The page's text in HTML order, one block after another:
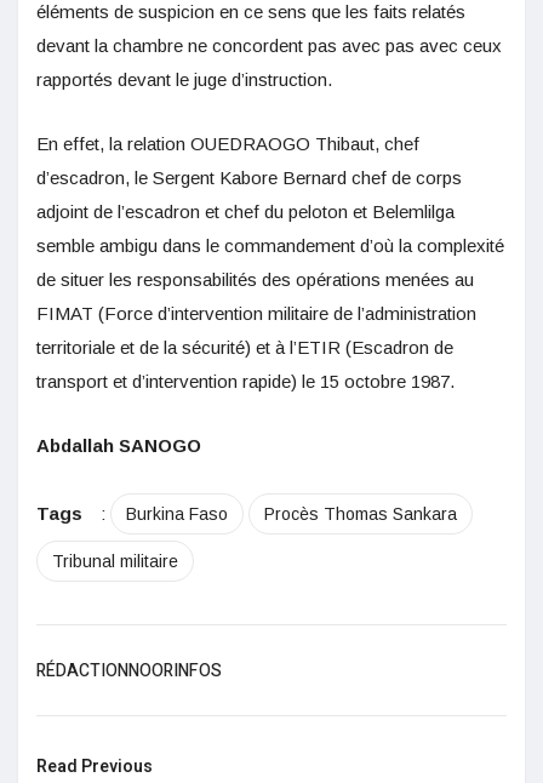
éléments de suspicion en ce sens que les faits relatés
devant la chambre ne concordent pas avec pas avec ceux
rapportés devant le juge d’instruction.
En effet, la relation OUEDRAOGO Thibaut, chef
d’escadron, le Sergent Kabore Bernard chef de corps
adjoint de l’escadron et chef du peloton et Belemlilga
semble ambigu dans le commandement d’où la complexité
de situer les responsabilités des opérations menées au
FIMAT (Force d’intervention militaire de l’administration
territoriale et de la sécurité) et à l’ETIR (Escadron de
transport et d’intervention rapide) le 15 octobre 1987.
Abdallah SANOGO
Tags : Burkina Faso Procès Thomas Sankara
Tribunal militaire
RÉDACTIONNOORINFOS
Read Previous